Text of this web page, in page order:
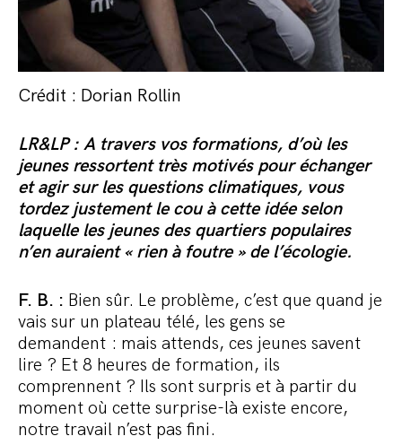
Crédit : Dorian Rollin
LR&LP : A travers vos formations, d’où les
jeunes ressortent très motivés pour échanger
et agir sur les questions climatiques, vous
tordez justement le cou à cette idée selon
laquelle les jeunes des quartiers populaires
n’en auraient « rien à foutre » de l’écologie.
F. B. : Bien sûr. Le problème, c’est que quand je
vais sur un plateau télé, les gens se
demandent : mais attends, ces jeunes savent
lire ? Et 8 heures de formation, ils
comprennent ? Ils sont surpris et à partir du
moment où cette surprise-là existe encore,
notre travail n’est pas fini.